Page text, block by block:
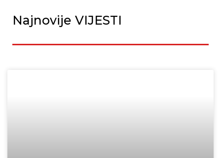
Najnovije VIJESTI